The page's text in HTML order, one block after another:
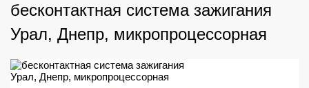
бесконтактная система зажигания
Урал, Днепр, микропроцессорная